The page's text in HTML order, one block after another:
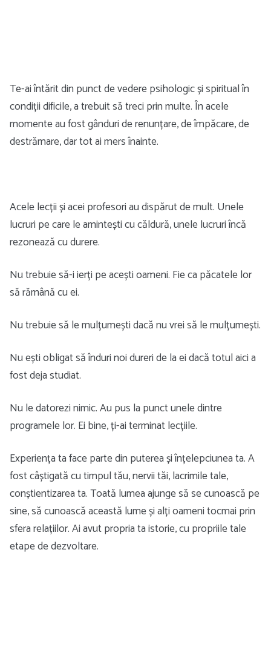
Te-ai întărit din punct de vedere psihologic și spiritual în
condiții dificile, a trebuit să treci prin multe. În acele
momente au fost gânduri de renunțare, de împăcare, de
destrămare, dar tot ai mers înainte.
Acele lecții și acei profesori au dispărut de mult. Unele
lucruri pe care le amintești cu căldură, unele lucruri încă
rezonează cu durere.
Nu trebuie să-i ierți pe acești oameni. Fie ca păcatele lor
să rămână cu ei.
Nu trebuie să le mulțumești dacă nu vrei să le mulțumești.
Nu ești obligat să înduri noi dureri de la ei dacă totul aici a
fost deja studiat.
Nu le datorezi nimic. Au pus la punct unele dintre
programele lor. Ei bine, ți-ai terminat lecțiile.
Experiența ta face parte din puterea și înțelepciunea ta. A
fost câștigată cu timpul tău, nervii tăi, lacrimile tale,
conștientizarea ta. Toată lumea ajunge să se cunoască pe
sine, să cunoască această lume și alți oameni tocmai prin
sfera relațiilor. Ai avut propria ta istorie, cu propriile tale
etape de dezvoltare.